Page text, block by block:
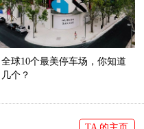
全球10个最美停车场，你知道
几个？